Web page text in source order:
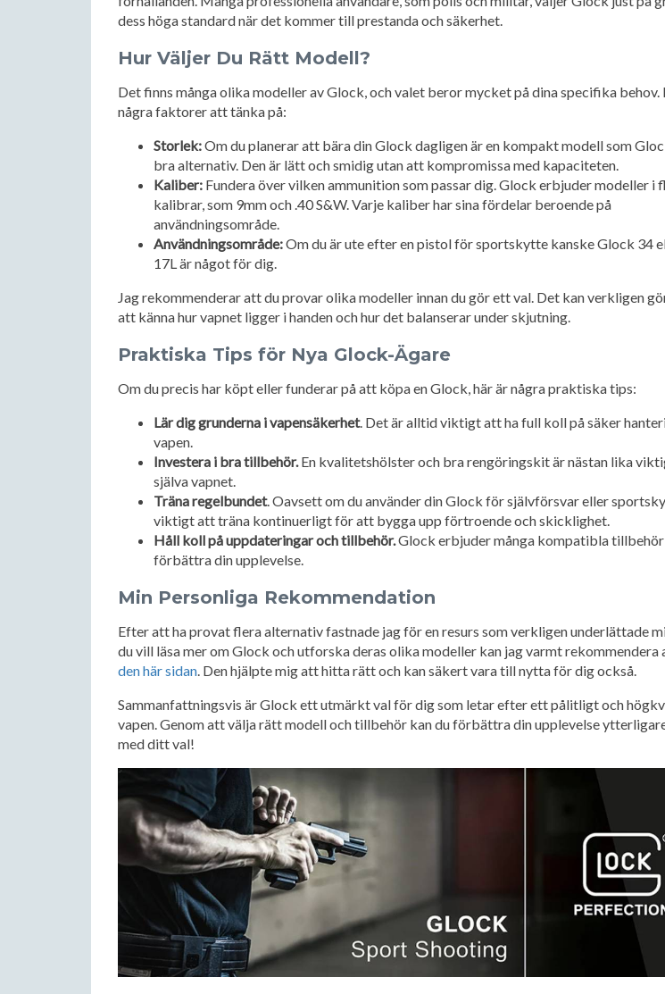
dess höga standard när det kommer till prestanda och säkerhet.
Hur Väljer Du Rätt Modell?
Det finns många olika modeller av Glock, och valet beror mycket på dina specifika behov.
några faktorer att tänka på:
Storlek:Om du planerar att bära din Glock dagligen är en kompakt modell som
bra alternativ. Den är lätt och smidig utan att kompromissa med kapaciteten.
Kaliber: Fundera över vilken ammunition som passar dig. Glock erbjuder modeller i
kalibrar, som 9mm och .40 S&W. Varje kaliber har sina fördelar beroende på
användningsområde.
Användningsområde:Om du är ute efter en pistol för sportskytte kanske Glock 34
17L är något för dig.
Jag rekommenderar att du provar olika modeller innan du gör ett val. Det kan verkligen
att känna hur vapnet ligger i handen och hur det balanserar under skjutning.
Praktiska Tips för Nya Glock-Ägare
Om du precis har köpt eller funderar på att köpa en Glock, här är några praktiska tips:
Lär dig grunderna i vapensäkerhet. Det är alltid viktigt att ha full koll på säker
vapen.
Investera i bra tillbehör.En kvalitetshölster och bra rengöringskit är nästan lika
själva vapnet.
Träna regelbundet. Oavsett om du använder din Glock för självförsvar eller
viktigt att träna kontinuerligt för att bygga upp förtroende och skicklighet.
Håll koll på uppdateringar och tillbehör.Glock erbjuder många kompatibla tillbehör
förbättra din upplevelse.
Min Personliga Rekommendation
Efter att ha provat flera alternativ fastnade jag för en resurs som verkligen underlättade
du vill läsa mer om Glock och utforska deras olika modeller kan jag varmt rekommendera
den här sidan. Den hjälpte mig att hitta rätt och kan säkert vara till nytta för dig också.
Sammanfattningsvis är Glock ett utmärkt val för dig som letar efter ett pålitligt och
vapen. Genom att välja rätt modell och tillbehör kan du förbättra din upplevelse
med ditt val!